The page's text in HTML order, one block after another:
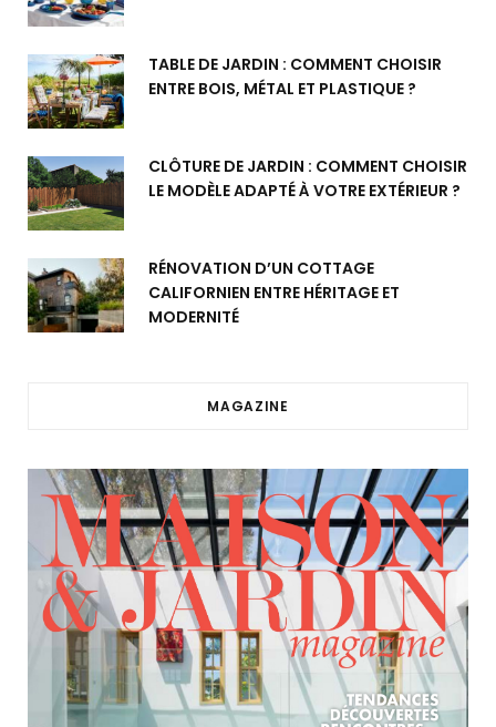
TABLE DE JARDIN : COMMENT CHOISIR
ENTRE BOIS, MÉTAL ET PLASTIQUE ?
CLÔTURE DE JARDIN : COMMENT CHOISIR
LE MODÈLE ADAPTÉ À VOTRE EXTÉRIEUR ?
RÉNOVATION D’UN COTTAGE
CALIFORNIEN ENTRE HÉRITAGE ET
MODERNITÉ
MAGAZINE